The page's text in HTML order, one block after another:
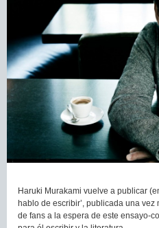
Haruki Murakami vuelve a publicar
hablo de escribir’, publicada una
de fans a la espera de este ensayo-